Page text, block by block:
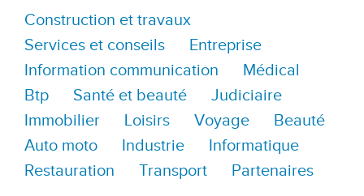
Construction et travaux
Services et conseils
Entreprise
Information communication
Médical
Btp
Santé et beauté
Judiciaire
Immobilier
Loisirs Voyage
Beauté
Auto moto
Industrie
Informatique
Restauration
Transport Partenaires